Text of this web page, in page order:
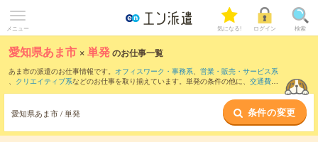
メニュー 気になる! ログイン 検索
愛知県あま市 ×単発のお仕事一覧
あま市の派遣のお仕事情報です。 オフィスワーク・事務系、 営業・販売・サービス系
、 クリエイティブ系などのお仕事を取り揃えています。単発の条件の他に、 交通費別
愛知県あま市 / 単発 条件の変更